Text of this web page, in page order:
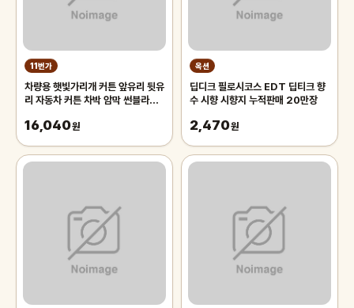
11번가
차량용 햇빛가리개 커튼 앞유리 뒷유
리 자동차 커튼 차박 암막 썬블라인
리햇
16,040원
옥션
딥디크 필로시코스 EDT 딥티크 향
수 시향 시향지 누적판매 20만장
2,470원